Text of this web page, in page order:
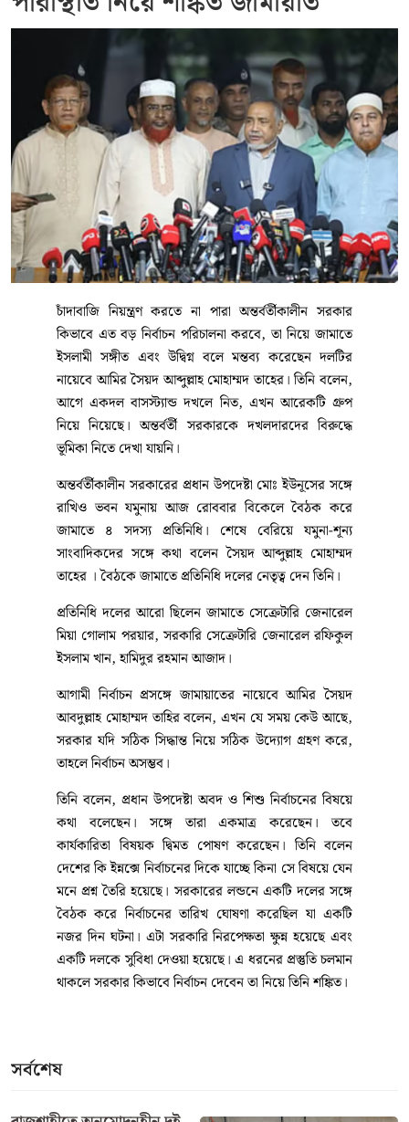
চাঁদাবাজি নিয়ন্ত্রণ করতে না পারা অন্তর্বর্তীকালীন সরকার
কিভাবে এত বড় নির্বাচন পরিচালনা করবে, তা নিয়ে জামাতে
ইসলামী সঙ্গীত এবং উদ্বিগ্ন বলে মন্তব্য করেছেন দলটির
নায়েবে আমির সৈয়দ আব্দুল্লাহ মোহাম্মদ তাহের। তিনি বলেন,
আগে একদল বাসস্ট্যান্ড দখলে নিত, এখন আরেকটি গ্রুপ
নিয়ে নিয়েছে। অন্তর্বর্তী সরকারকে দখলদারদের বিরুদ্ধে
ভূমিকা নিতে দেখা যায়নি।
অন্তর্বর্তীকালীন সরকারের প্রধান উপদেষ্টা মোঃ ইউনূসের সঙ্গে
রাখিও ভবন যমুনায় আজ রোববার বিকেলে বৈঠক করে
জামাতে ৪ সদস্য প্রতিনিধি। শেষে বেরিয়ে যমুনা-শূন্য
সাংবাদিকদের সঙ্গে কথা বলেন সৈয়দ আব্দুল্লাহ মোহাম্মদ
তাহের । বৈঠকে জামাতে প্রতিনিধি দলের নেতৃত্ব দেন তিনি।
প্রতিনিধি দলের আরো ছিলেন জামাতে সেক্রেটারি জেনারেল
মিয়া গোলাম পরয়ার, সরকারি সেক্রেটারি জেনারেল রফিকুল
ইসলাম খান, হামিদুর রহমান আজাদ।
আগামী নির্বাচন প্রসঙ্গে জামায়াতের নায়েবে আমির সৈয়দ
আবদুল্লাহ মোহাম্মদ তাহির বলেন, এখন যে সময় কেউ আছে,
সরকার যদি সঠিক সিদ্ধান্ত নিয়ে সঠিক উদ্যোগ গ্রহণ করে,
তাহলে নির্বাচন অসম্ভব।
তিনি বলেন, প্রধান উপদেষ্টা অবদ ও শিশু নির্বাচনের বিষয়ে
কথা বলেছেন। সঙ্গে তারা একমাত্র করেছেন। তবে
কার্যকারিতা বিষয়ক দ্বিমত পোষণ করেছেন। তিনি বলেন
দেশের কি ইন্নক্সে নির্বাচনের দিকে যাচ্ছে কিনা সে বিষয়ে যেন
মনে প্রশ্ন তৈরি হয়েছে। সরকারের লন্ডনে একটি দলের সঙ্গে
বৈঠক করে নির্বাচনের তারিখ ঘোষণা করেছিল যা একটি
নজর দিন ঘটনা। এটা সরকারি নিরপেক্ষতা ক্ষুন্ন হয়েছে এবং
একটি দলকে সুবিধা দেওয়া হয়েছে। এ ধরনের প্রস্তুতি চলমান
থাকলে সরকার কিভাবে নির্বাচন দেবেন তা নিয়ে তিনি শঙ্কিত।
সর্বশেষ